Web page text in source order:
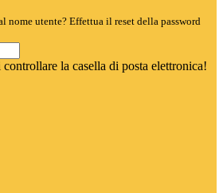
nome utente? Effettua il reset della password
la casella di posta elettronica!